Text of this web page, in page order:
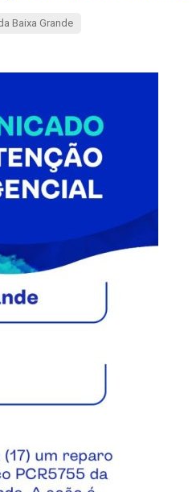
Baixa Grande